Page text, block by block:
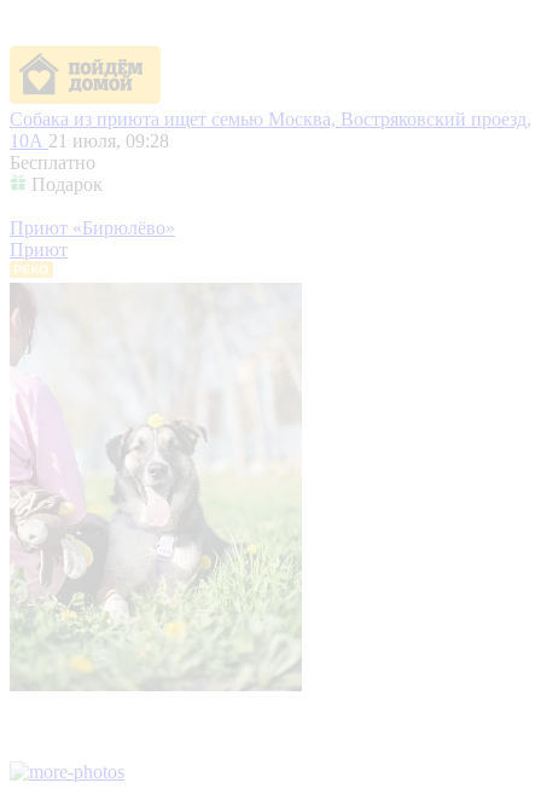
Собака из приюта ищет семью Москва, Востряковский проезд,
10А 21 июля, 09:28
Бесплатно
Подарок
Приют «Бирюлёво»
Приют